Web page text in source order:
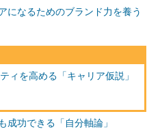
でしょう。
ア仮説」
ィの基本を次のようなものだと
ントに、「自分はこういう者
これから、こういうことをして
になるためのブランド力を養う
ィを高める「キャリア仮説」
成功できる「自分軸論」